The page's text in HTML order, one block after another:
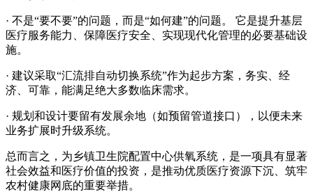
· 不是“要不要”的问题，而是“如何建”的问题。 它是提升基层
医疗服务能力、保障医疗安全、实现现代化管理的必要基础设
施。
· 建议采取“汇流排自动切换系统”作为起步方案，务实、经
济、可靠，能满足绝大多数临床需求。
· 规划和设计要留有发展余地（如预留管道接口），以便未来
业务扩展时升级系统。
总而言之，为乡镇卫生院配置中心供氧系统，是一项具有显著
社会效益和医疗价值的投资，是推动优质医疗资源下沉、筑牢
农村健康网底的重要举措。